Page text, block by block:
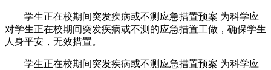
学生正在校期间突发疾病或不测应急措置预案 为科学应
对学生正在校期间突发疾病或不测的应急措置工做，确保学生
人身平安，无效措置。
学生正在校期间突发疾病或不测应急措置预案 为科学应